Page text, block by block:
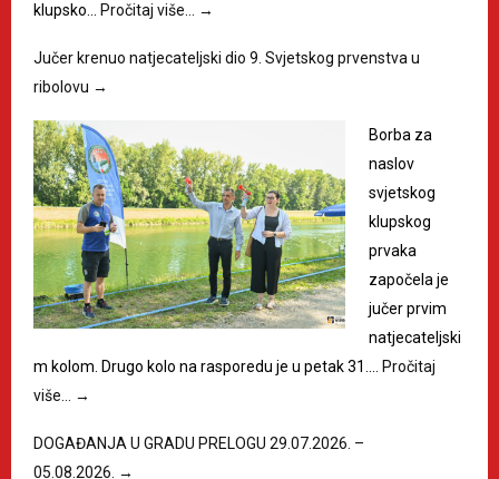
klupsko… Pročitaj više… →
Jučer krenuo natjecateljski dio 9. Svjetskog prvenstva u
ribolovu →
Borba za
naslov
svjetskog
klupskog
prvaka
započela je
jučer prvim
natjecateljski
m kolom. Drugo kolo na rasporedu je u petak 31.… Pročitaj
više… →
DOGAĐANJA U GRADU PRELOGU 29.07.2026. –
05.08.2026. →